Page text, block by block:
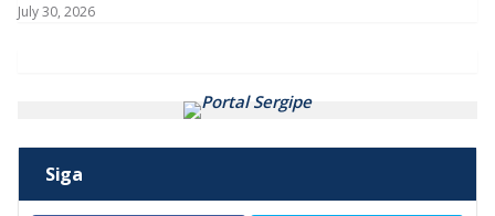
July 30, 2026
Siga